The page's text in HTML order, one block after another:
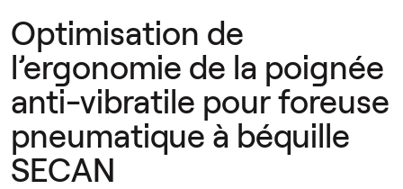
Optimisation de
l’ergonomie de la poignée
anti-vibratile pour foreuse
pneumatique à béquille
SECAN